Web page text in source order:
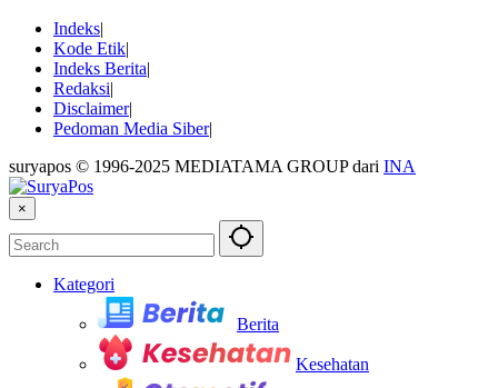
Indeks
Kode Etik
Indeks Berita
Redaksi
Disclaimer
Pedoman Media Siber
suryapos © 1996-2025 MEDIATAMA GROUP dari INA
×
Kategori
Berita
Kesehatan